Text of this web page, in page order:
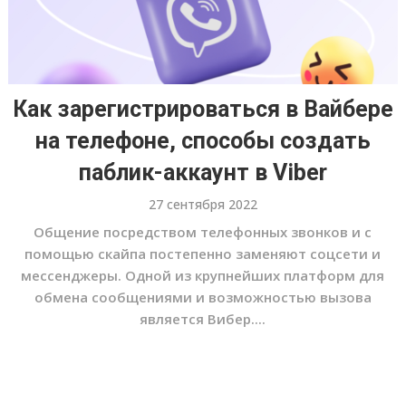
Как зарегистрироваться в Вайбере
на телефоне, способы создать
паблик-аккаунт в Viber
27 сентября 2022
Общение посредством телефонных звонков и с
помощью скайпа постепенно заменяют соцсети и
мессенджеры. Одной из крупнейших платформ для
обмена сообщениями и возможностью вызова
является Вибер....